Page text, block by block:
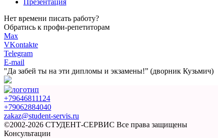
Нет времени писать работу?
Обратись к профи-репетиторам
Max
VKontakte
Telegram
E-mail
"Да забей ты на эти дипломы и экзамены!” (дворник Кузьмич)
+79646811124
+79062884040
zakaz@student-servis.ru
©2002-2026 СТУДЕНТ-СЕРВИС Все права защищены
Консультации